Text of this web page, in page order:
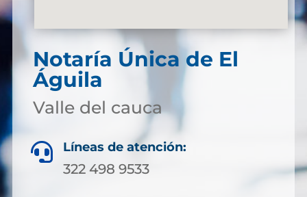
Notaría Única de El
Águila
Valle del cauca
 Líneas de atención:
322 498 9533